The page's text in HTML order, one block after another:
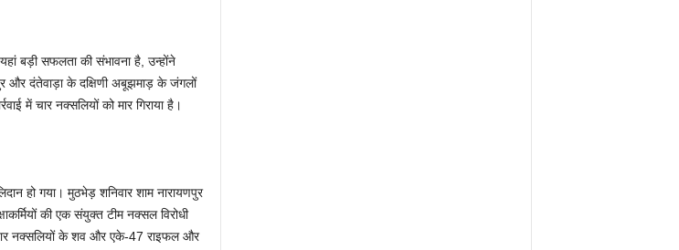
बड़ी सफलता की संभावना है, उन्होंने
और दंतेवाड़ा के दक्षिणी अबूझमाड़ के जंगलों
में चार नक्सलियों को मार गिराया है।
हो गया। मुठभेड़ शनिवार शाम नारायणपुर
की एक संयुक्त टीम नक्सल विरोधी
चार नक्सलियों के शव और एके-47 राइफल और